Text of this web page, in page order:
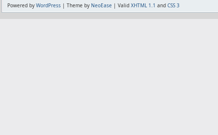
Powered by WordPress | Theme by NeoEase | Valid XHTML 1.1 and CSS 3